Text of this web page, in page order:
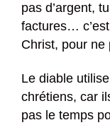
pas d’argent,
factures…
Christ, pour ne
Le diable
chrétiens, car
pas le temps